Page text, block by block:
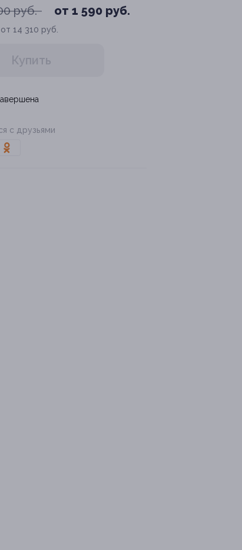
руб. от 1 590 руб.
14 310 руб.
Купить
с друзьями